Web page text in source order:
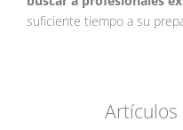
suficiente tiempo a su
Artículos